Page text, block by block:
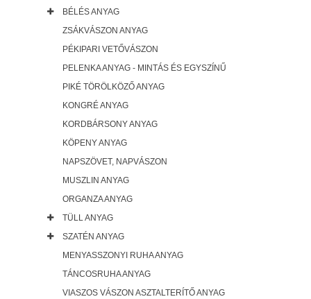
BÉLÉS ANYAG
ZSÁKVÁSZON ANYAG
PÉKIPARI VETŐVÁSZON
PELENKA ANYAG - MINTÁS ÉS EGYSZÍNŰ
PIKÉ TÖRÖLKÖZŐ ANYAG
KONGRÉ ANYAG
KORDBÁRSONY ANYAG
KÖPENY ANYAG
NAPSZÖVET, NAPVÁSZON
MUSZLIN ANYAG
ORGANZA ANYAG
TÜLL ANYAG
SZATÉN ANYAG
MENYASSZONYI RUHA ANYAG
TÁNCOSRUHA ANYAG
VIASZOS VÁSZON ASZTALTERÍTŐ ANYAG